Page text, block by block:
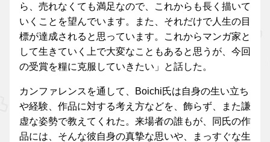
ら、売れなくても満足なので、これからも長く描いて
いくことを望んでいます。また、それだけで人生の目
標が達成されると思っています。これからマンガ家と
して生きていく上で大変なこともあると思うが、今回
の受賞を糧に克服していきたい」と話した。
カンファレンスを通して、Boichi氏は自身の生い立ち
や経験、作品に対する考え方などを、飾らず、また謙
虚な姿勢で教えてくれた。来場者の誰もが、同氏の作
品には、そんな彼自身の真摯な思いや、まっすぐな生